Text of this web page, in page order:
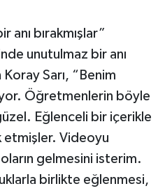
anı bırakmışlar”
unutulmaz bir anı
Sarı, “Benim
Öğretmenlerin böyle
Eğlenceli bir içerikle
etmişler. Videoyu
gelmesini isterim.
birlikte eğlenmesi,